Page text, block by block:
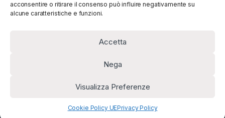
acconsentire o ritirare il consenso può influire negativamente su
alcune caratteristiche e funzioni.
Accetta
Nega
Visualizza Preferenze
Cookie Policy UEPrivacy Policy
Iscriviti
Hai qualche domanda?
+39 031 890624